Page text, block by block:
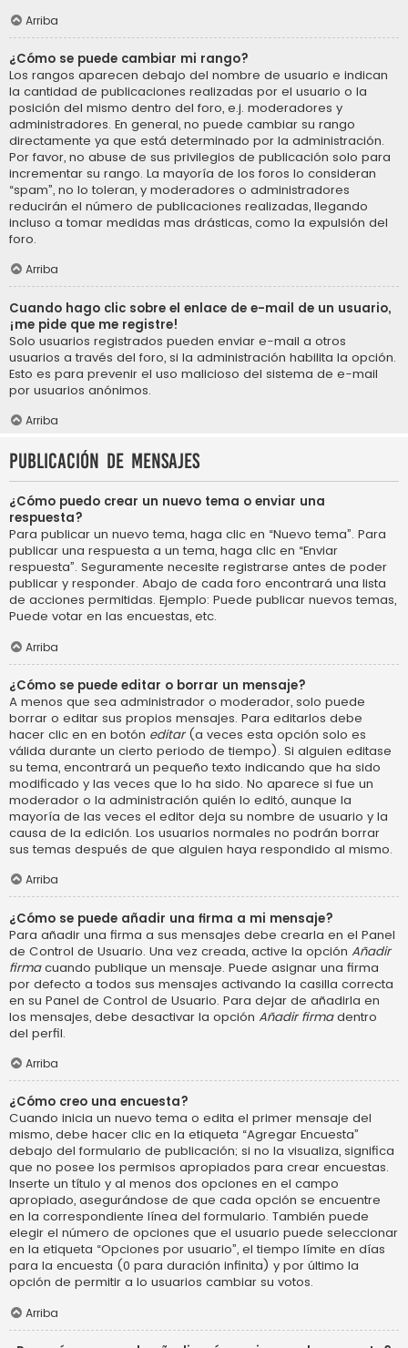
Arriba
¿Cómo se puede cambiar mi rango?
Los rangos aparecen debajo del nombre de usuario e indican
la cantidad de publicaciones realizadas por el usuario o la
posición del mismo dentro del foro, e.j. moderadores y
administradores. En general, no puede cambiar su rango
directamente ya que está determinado por la administración.
Por favor, no abuse de sus privilegios de publicación solo para
incrementar su rango. La mayoría de los foros lo consideran
“spam”, no lo toleran, y moderadores o administradores
reducirán el número de publicaciones realizadas, llegando
incluso a tomar medidas mas drásticas, como la expulsión del
foro.
Arriba
Cuando hago clic sobre el enlace de e-mail de un usuario,
¡me pide que me registre!
Solo usuarios registrados pueden enviar e-mail a otros
usuarios a través del foro, si la administración habilita la opción.
Esto es para prevenir el uso malicioso del sistema de e-mail
por usuarios anónimos.
Arriba
Publicación de mensajes
¿Cómo puedo crear un nuevo tema o enviar una
respuesta?
Para publicar un nuevo tema, haga clic en “Nuevo tema”. Para
publicar una respuesta a un tema, haga clic en “Enviar
respuesta”. Seguramente necesite registrarse antes de poder
publicar y responder. Abajo de cada foro encontrará una lista
de acciones permitidas. Ejemplo: Puede publicar nuevos temas,
Puede votar en las encuestas, etc.
Arriba
¿Cómo se puede editar o borrar un mensaje?
A menos que sea administrador o moderador, solo puede
borrar o editar sus propios mensajes. Para editarlos debe
hacer clic en en botón editar(a veces esta opción solo es
válida durante un cierto periodo de tiempo). Si alguien editase
su tema, encontrará un pequeño texto indicando que ha sido
modificado y las veces que lo ha sido. No aparece si fue un
moderador o la administración quién lo editó, aunque la
mayoría de las veces el editor deja su nombre de usuario y la
causa de la edición. Los usuarios normales no podrán borrar
sus temas después de que alguien haya respondido al mismo.
Arriba
¿Cómo se puede añadir una firma a mi mensaje?
Para añadir una firma a sus mensajes debe crearla en el Panel
de Control de Usuario. Una vez creada, active la opción Añadir
firmacuando publique un mensaje. Puede asignar una firma
por defecto a todos sus mensajes activando la casilla correcta
en su Panel de Control de Usuario. Para dejar de añadirla en
los mensajes, debe desactivar la opción Añadir firmadentro
del perfil.
Arriba
¿Cómo creo una encuesta?
Cuando inicia un nuevo tema o edita el primer mensaje del
mismo, debe hacer clic en la etiqueta “Agregar Encuesta”
debajo del formulario de publicación; si no la visualiza, significa
que no posee los permisos apropiados para crear encuestas.
Inserte un título y al menos dos opciones en el campo
apropiado, asegurándose de que cada opción se encuentre
en la correspondiente línea del formulario. También puede
elegir el número de opciones que el usuario puede seleccionar
en la etiqueta “Opciones por usuario”, el tiempo límite en días
para la encuesta (0 para duración infinita) y por último la
opción de permitir a lo usuarios cambiar su votos.
Arriba